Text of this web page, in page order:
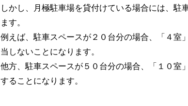
しかし、月極駐車場を貸付けている場合には、
ます。
例えば、駐車スペースが２０台分の場合、「４室
当しないことになります。
他方、駐車スペースが５０台分の場合、「１０室
することになります。